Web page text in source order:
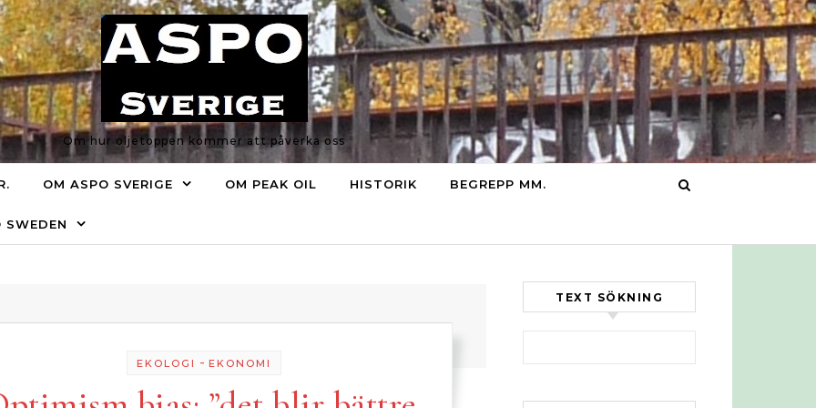
Om hur oljetoppen kommer att påverka oss
OM ASPO SVERIGE OM PEAK OIL HISTORIK BEGREPP MM.
EKOLOGI - EKONOMI
TEXT SÖKNING